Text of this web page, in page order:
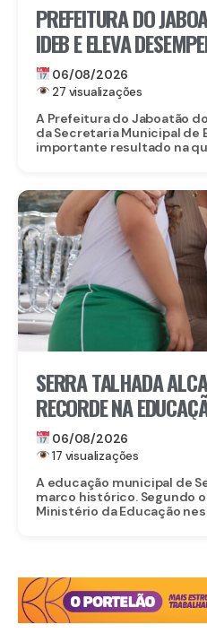
PREFEITURA DO
IDEB E ELEVA
MUNICIPAL DE ENSINO
06/08/2026
27 visualizações
A Prefeitura do Jaboatão
da Secretaria Municipal de
importante resultado na
SERRA TALHADA
RECORDE NA
06/08/2026
17 visualizações
A educação municipal de
marco histórico. Segundo
Ministério da Educação